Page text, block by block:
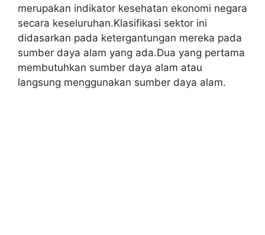
merupakan indikator kesehatan ekonomi negara
secara keseluruhan.Klasifikasi sektor ini
didasarkan pada ketergantungan mereka pada
sumber daya alam yang ada.Dua yang pertama
membutuhkan sumber daya alam atau
langsung menggunakan sumber daya alam.